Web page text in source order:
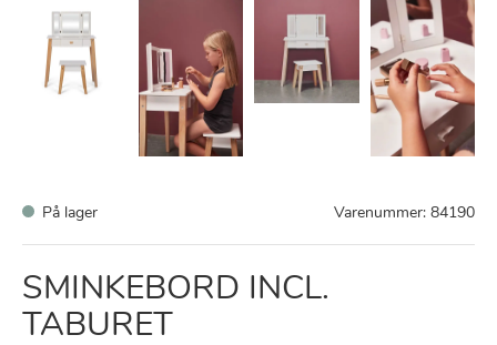
På lager Varenummer: 84190
SMINKEBORD INCL.
TABURET